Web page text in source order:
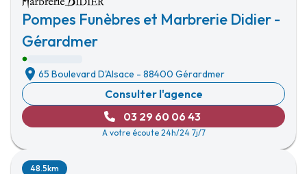
Pompes Funèbres et Marbrerie Didier -
Gérardmer
65 Boulevard D'Alsace - 88400 Gérardmer
Consulter l'agence
03 29 60 06 43
A votre écoute 24h/24 7j/7
48.5km